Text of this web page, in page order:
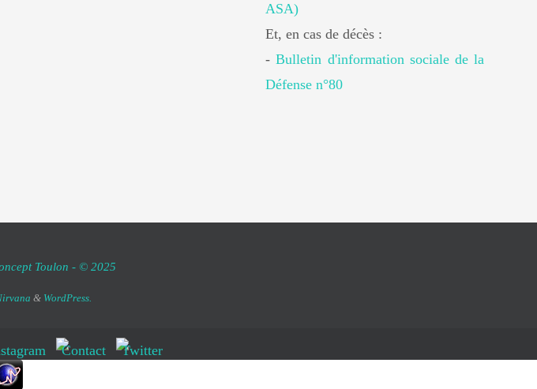
ASA)
Et, en cas de décès :
-Bulletin d'information sociale de la
Défense n°80
Toulon - © 2025
& WordPress.